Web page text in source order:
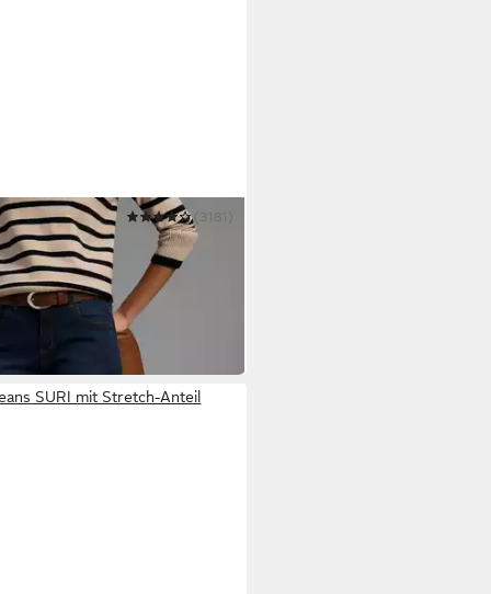
mit seitlichem
(3181)
€
SURI mit Stretch-Anteil